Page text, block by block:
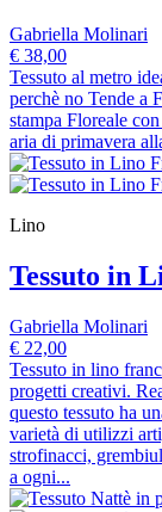
Gabriella Molinari
€ 38,00
Tessuto al metro
perchè no Tende a
stampa Floreale
aria di primavera
Lino
Tessuto in
Gabriella Molinari
€ 22,00
Tessuto in lino
progetti creativi.
questo tessuto ha
varietà di utilizzi
strofinacci,
a ogni...